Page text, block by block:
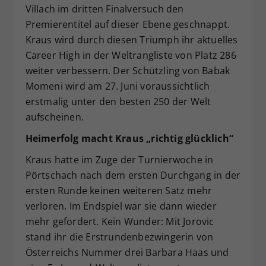
Villach im dritten Finalversuch den
Premierentitel auf dieser Ebene geschnappt.
Kraus wird durch diesen Triumph ihr aktuelles
Career High in der Weltrangliste von Platz 286
weiter verbessern. Der Schützling von Babak
Momeni wird am 27. Juni voraussichtlich
erstmalig unter den besten 250 der Welt
aufscheinen.
Heimerfolg macht Kraus „richtig glücklich“
Kraus hatte im Zuge der Turnierwoche in
Pörtschach nach dem ersten Durchgang in der
ersten Runde keinen weiteren Satz mehr
verloren. Im Endspiel war sie dann wieder
mehr gefordert. Kein Wunder: Mit Jorovic
stand ihr die Erstrundenbezwingerin von
Österreichs Nummer drei Barbara Haas und